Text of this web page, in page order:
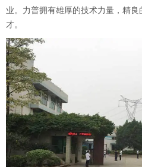
业。力普拥有雄厚的技术力量，精
才。